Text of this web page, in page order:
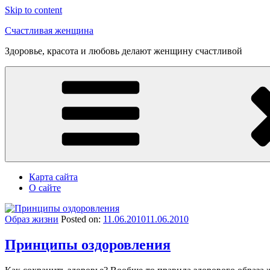
Skip to content
Счастливая женщина
Здоровье, красота и любовь делают женщину счастливой
Карта сайта
О сайте
Образ жизни Posted on: 11.06.201011.06.2010
Принципы оздоровления